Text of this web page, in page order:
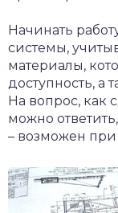
Начинать
системы,
материалы,
доступность, а
На вопрос, как
можно
– возможен